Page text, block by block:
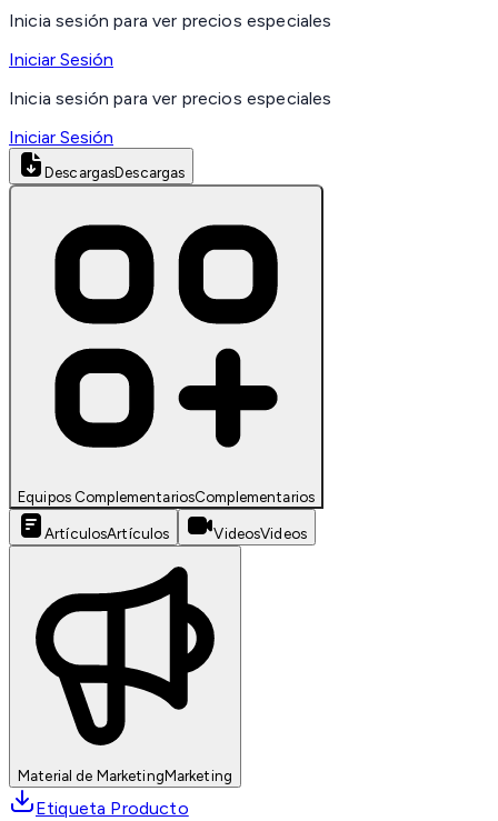
Inicia sesión para ver precios especiales
Iniciar Sesión
Inicia sesión para ver precios especiales
Iniciar Sesión
DescargasDescargas
Equipos ComplementariosComplementarios
ArtículosArtículos VideosVideos
Material de MarketingMarketing
Etiqueta Producto